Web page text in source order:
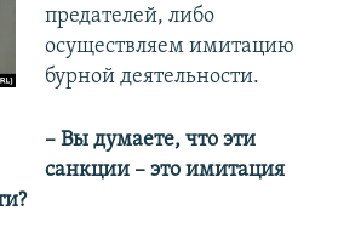
предателей, либо
осуществляем имитацию
бурной деятельности.
– Вы думаете, что эти
санкции – это имитация